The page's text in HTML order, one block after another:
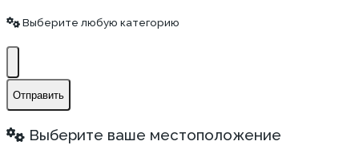
Выберите любую категорию
Отправить
Выберите ваше местоположение